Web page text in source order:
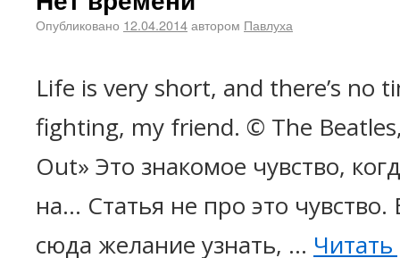
Опубликовано 12.04.2014автором Павлуха
Life is very short, and there’s no
fighting, my friend. © The
Out» Это знакомое чувство,
на... Статья не про это
сюда желание узнать, …